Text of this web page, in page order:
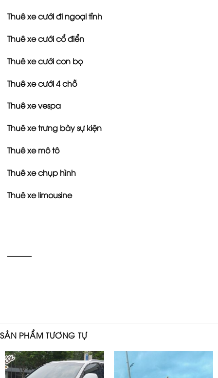
Thuê xe cưới đi ngoại tỉnh
Thuê xe cưới cổ điển
Thuê xe cưới con bọ
Thuê xe cưới 4 chỗ
Thuê xe vespa
Thuê xe trưng bày sự kiện
Thuê xe mô tô
Thuê xe chụp hình
Thuê xe limousine
SẢN PHẨM TƯƠNG TỰ